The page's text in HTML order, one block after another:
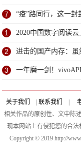
7 “疫”路同行，这一封
1 2020中国数字阅读
2 进击的国产内存：
额
3 一年磨一剑！
关于我们 联系我们
相关作品的原创性、文中陈
现本网站上有侵犯您的合法
Copyright © 2019 http://